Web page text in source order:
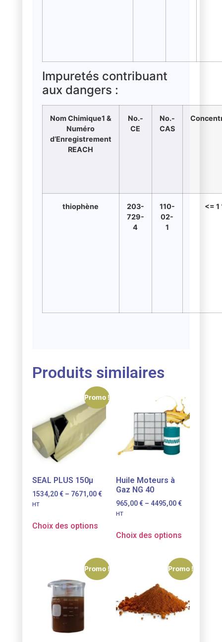
Impuretés contribuant
aux dangers :
Nom Chimique1 &
Numéro
d’Enregistrement
REACH
No.-
CE
No.-
CAS
thiophène
203-
729-
4
110-
02-
1
<= 1
Produits similaires
Promo !
SEAL PLUS 150µ
1534,20€– 7671,00€
HT
Choix des options
Huile Moteurs à
Gaz NG 40
965,00€ – 4495,00€
HT
Choix des options
Promo ! Promo !